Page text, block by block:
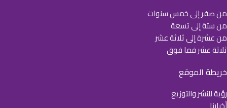
من صفر إلى خمس سنوات
من ستة إلى تسعة
من عشرة إلى ثلاثة عشر
ثلاثة عشر فما فوق
خريطة الموقع
رؤية للنشر والتوزيع